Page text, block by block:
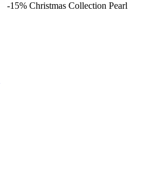
-15% Christmas Collection Pearl